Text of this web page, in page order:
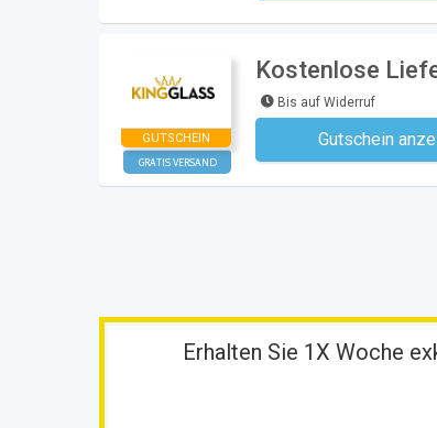
GUTSCHEIN
GRATIS VERSAND
Kostenlose
Bis auf Widerruf
GutscheinKein
Erhalten Sie 1X Woche